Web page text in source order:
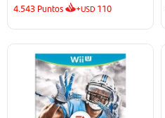
4.543 Puntos +USD 110